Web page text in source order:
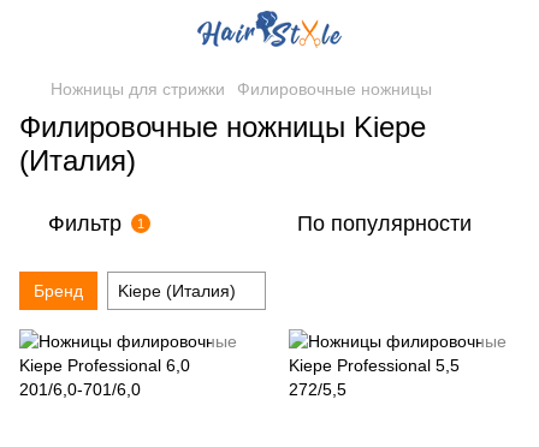
Ножницы для стрижки Филировочные ножницы
Филировочные ножницы Kiepe
(Италия)
Фильтр 1 По популярности
Бренд Kiepe (Италия)